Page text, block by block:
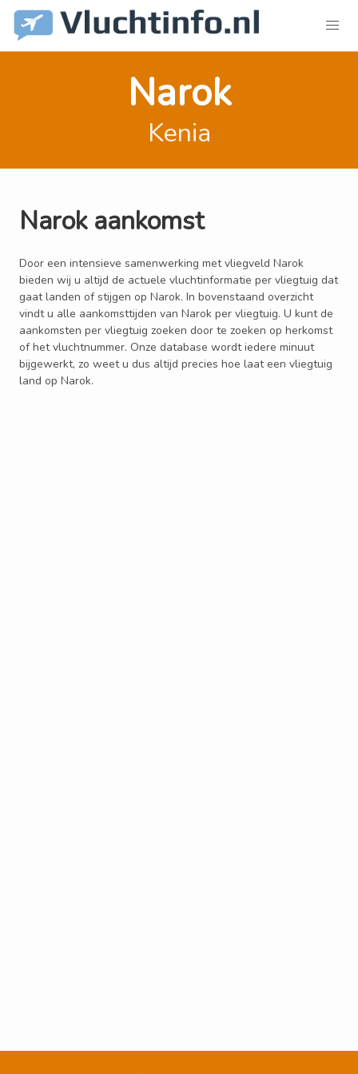
Narok
Kenia
Narok aankomst
Door een intensieve samenwerking met vliegveld Narok
bieden wij u altijd de actuele vluchtinformatie per vliegtuig dat
gaat landen of stijgen op Narok. In bovenstaand overzicht
vindt u alle aankomsttijden van Narok per vliegtuig. U kunt de
aankomsten per vliegtuig zoeken door te zoeken op herkomst
of het vluchtnummer. Onze database wordt iedere minuut
bijgewerkt, zo weet u dus altijd precies hoe laat een vliegtuig
land op Narok.